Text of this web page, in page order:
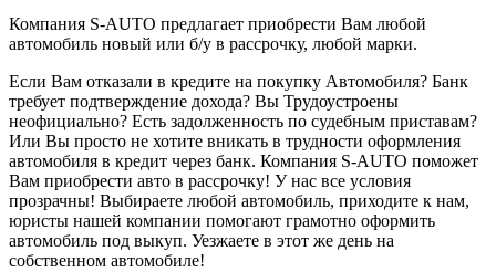
Компания S-AUTO предлагает приобрести Вам любой
автомобиль новый или б/у в рассрочку, любой марки.
Если Вам отказали в кредите на покупку Автомобиля? Банк
требует подтверждение дохода? Вы Трудоустроены
неофициально? Есть задолженность по судебным приставам?
Или Вы просто не хотите вникать в трудности оформления
автомобиля в кредит через банк. Компания S-AUTO поможет
Вам приобрести авто в рассрочку! У нас все условия
прозрачны! Выбираете любой автомобиль, приходите к нам,
юристы нашей компании помогают грамотно оформить
автомобиль под выкуп. Уезжаете в этот же день на
собственном автомобиле!